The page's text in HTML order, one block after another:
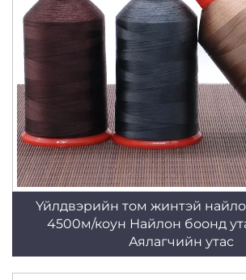
Үйлдвэрийн том жинтэй
4500м/коун Найлон боонд
Аялагчийн утас